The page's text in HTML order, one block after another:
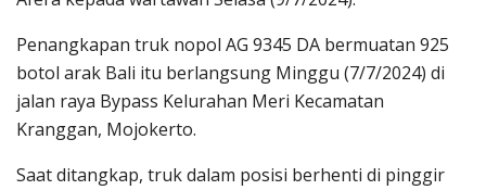
Penangkapan truk nopol AG 9345 DA bermuatan 925
botol arak Bali itu berlangsung Minggu (7/7/2024) di
jalan raya Bypass Kelurahan Meri Kecamatan
Kranggan, Mojokerto.
Saat ditangkap, truk dalam posisi berhenti di pinggir